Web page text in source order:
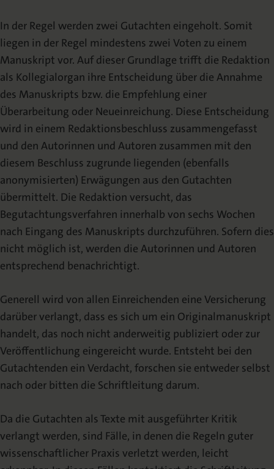
In der Regel werden zwei Gutachten eingeholt. Somit
liegen in der Regel mindestens zwei Voten zu einem
Manuskript vor. Auf dieser Grundlage trifft die Redaktion
als Kollegialorgan ihre Entscheidung über die Annahme
des Manuskripts bzw. die Empfehlung einer
Überarbeitung oder Neueinreichung. Diese Entscheidung
wird in einem Redaktionsbeschluss zusammengefasst
und den Autorinnen und Autoren zusammen mit den
diesem Beschluss zugrunde liegenden (ebenfalls
anonymisierten) Erwägungen aus den Gutachten
übermittelt. Die Redaktion versucht, das
Begutachtungsverfahren innerhalb von sechs Wochen
nach Eingang des Manuskripts durchzuführen. Sofern dies
nicht möglich ist, werden die Autorinnen und Autoren
entsprechend benachrichtigt.
Generell wird von allen Einreichenden eine Versicherung
darüber verlangt, dass es sich um ein Originalmanuskript
handelt, das noch nicht anderweitig publiziert oder zur
Veröffentlichung eingereicht wurde. Entsteht bei den
Gutachtenden ein Verdacht, forschen sie entweder selbst
nach oder bitten die Schriftleitung darum.
Da die Gutachten als Texte mit ausgeführter Kritik
verlangt werden, sind Fälle, in denen die Regeln guter
wissenschaftlicher Praxis verletzt werden, leicht